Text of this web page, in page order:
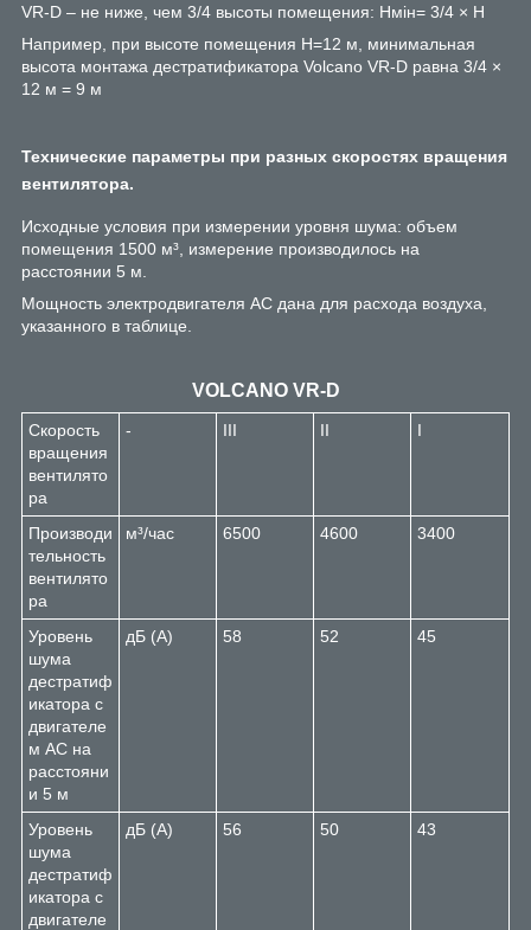
VR-D – не ниже, чем 3/4 высоты помещения: Hмін= 3/4 × Н
Например, при высоте помещения H=12 м, минимальная
высота монтажа дестратификатора Volcano VR-D равна 3/4 ×
12 м = 9 м
Технические параметры при разных скоростях вращения
вентилятора.
Исходные условия при измерении уровня шума: объем
помещения 1500 м³, измерение производилось на
расстоянии 5 м.
Мощность электродвигателя AC дана для расхода воздуха,
указанного в таблице.
VOLCANO VR-D
Скорость
вращения
вентилято
ра
- III II I
Производи
тельность
вентилято
ра
м³/час 6500 4600 3400
Уровень
шума
дестратиф
икатора с
двигателе
м AC на
расстояни
и 5 м
дБ (А) 58 52 45
Уровень
шума
дестратиф
икатора с
двигателе
дБ (А) 56 50 43